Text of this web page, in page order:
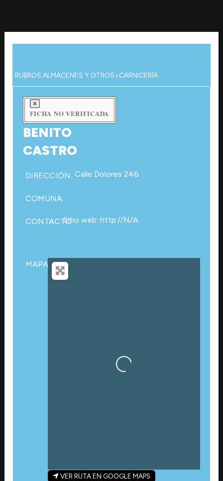
contenido
RUBROS:ALMACENES Y OTROS>CARNICERÍA
FICHA NO VERIFICADA
BENITO
CASTRO
DIRECCIÓN: Calle Dolores 246
COMUNA:
CONTACTO:Sitio web: http://N/A
MAPA:
Cargando…
VER RUTA EN GOOGLE MAPS